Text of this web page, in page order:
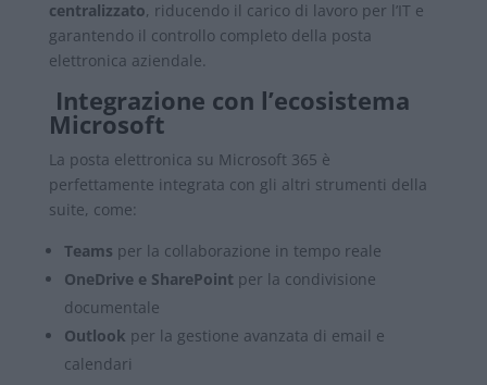
centralizzato, riducendo il carico di lavoro per l’IT e
garantendo il controllo completo della posta
elettronica aziendale.
Integrazione con l’ecosistema
Microsoft
La posta elettronica su Microsoft 365 è
perfettamente integrata con gli altri strumenti della
suite, come:
Teams per la collaborazione in tempo reale
OneDrive e SharePoint per la condivisione
documentale
Outlook per la gestione avanzata di email e
calendari